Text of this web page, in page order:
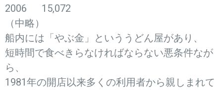
2006 15,072
（中略）
船内には「やぶ金」といううどん屋があり、
短時間で食べきらなければならない悪条件なが
ら、
1981年の開店以来多くの利用者から親しまれて